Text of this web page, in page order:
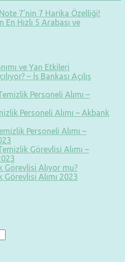
7’nin 7 Harika Özelliği!
En Hızlı 5 Arabası ve
ve Yan Etkileri
– İş Bankası Açılış
Personeli Alımı –
Personeli Alımı – Akbank
Personeli Alımı –
Görevlisi Alımı –
Görevlisi Alıyor mu?
Görevlisi Alımı 2023